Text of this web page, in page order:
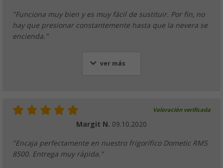
"Funciona muy bien y es muy fácil de sustituir. Por fin, no
hay que presionar constantemente hasta que la nevera se
encienda."
ver más
Valoración verificada
Margit N. 09.10.2020
"Encaja perfectamente en nuestro frigorífico Dometic RMS
8500. Entrega muy rápida."